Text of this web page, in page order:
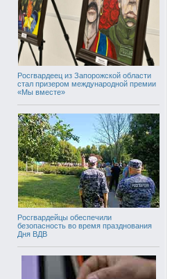
Росгвардеец из Запорожской области
стал призером международной премии
«Мы вместе»
Росгвардейцы обеспечили
безопасность во время празднования
Дня ВДВ